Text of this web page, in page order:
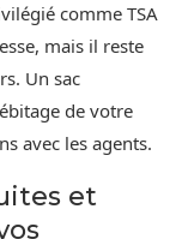
comme TSA
mais il reste
Un sac
de votre
avec les agents.
et